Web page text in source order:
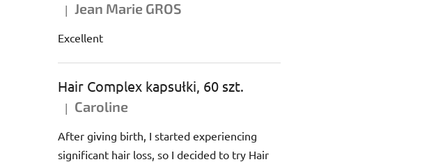
Ocena produktu to 5 na 5 gwiazdek.
| Jean Marie GROS
Excellent
Hair Complex kapsułki, 60 szt.
Ocena produktu to 5 na 5 gwiazdek.
| Caroline
After giving birth, I started experiencing
significant hair loss, so I decided to try Hair